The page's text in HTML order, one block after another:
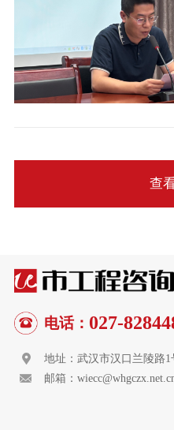
浩川、总经理邓鑫出席现
业开展与实效落地奠定坚
长以“行稳致远，实施数
基工程”为主题，结合
查
电话： 027-
地址：武汉市汉口兰陵路1
邮箱：